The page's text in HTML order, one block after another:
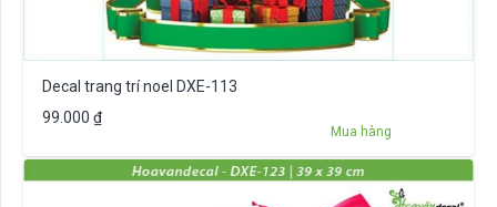
Decal trang trí noel DXE-113
99.000 ₫
Mua hàng